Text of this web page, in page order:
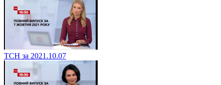
ТСН за 2021.10.07